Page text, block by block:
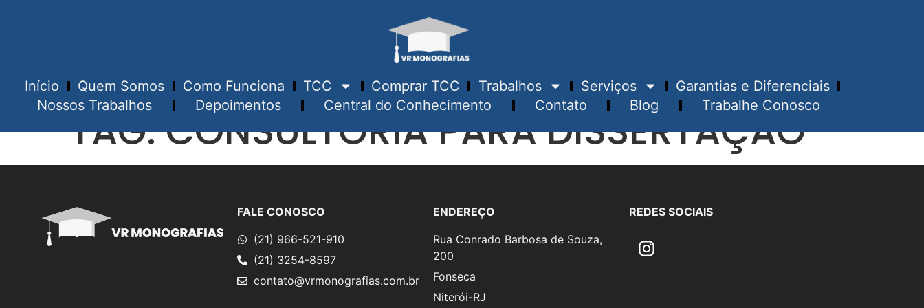
Início Quem Somos Como Funciona TCC Comprar TCC Trabalhos Serviços
Garantias e Diferenciais
Nossos Trabalhos
Depoimentos Central do Conhecimento Contato Blog Trabalhe Conosco
TAG:CONSULTORIA PARA DISSERTAÇÃO
FALE CONOSCO
(21) 966-521-910
(21) 3254-8597
contato@vrmonografias.com.br
ENDEREÇO
Rua Conrado Barbosa de Souza,
200
Fonseca
Niterói-RJ
REDES SOCIAIS